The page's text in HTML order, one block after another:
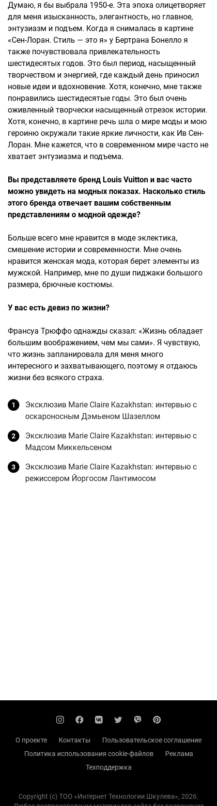
Думаю, я бы выбрала 1950-е. Эта эпоха олицетворяет
для меня изысканность, элегантность, но главное,
энтузиазм и подъем. Когда я снималась в картине
«Сен-Лоран. Стиль — это я» у Бертрана Бонелло я
также почувствовала привлекательность
шестидесятых годов. Это был период, насыщенный
творчеством и энергией, где каждый день приносил
новые идеи и вдохновение. Хотя, конечно, мне также
понравились шестидесятые годы. Это был очень
оживленный творчески насыщенный отрезок истории.
Хотя, конечно, в картине речь шла о мире моды и мою
героиню окружали такие яркие личности, как Ив Сен-
Лоран. Мне кажется, что в современном мире часто не
хватает энтузиазма и подъема.
Вы представляете бренд Louis Vuitton и вас часто
можно увидеть на модных показах. Насколько стиль
этого бренда отвечает вашим собственным
представлениям о модной одежде?
Больше всего мне нравится в моде эклектика,
смешение истории и современности. Мне очень
нравится женская мода, которая берет элементы из
мужской. Например, мне по души пиджаки большого
размера, брючные костюмы.
У вас есть девиз по жизни?
Франсуа Трюффо однажды сказал: «Жизнь обладает
большим воображением, чем мы сами». Я чувствую,
что жизнь запланировала для меня много
интересного и захватывающего, поэтому я отдаюсь
жизни без всякого страха.
Эксклюзив Marie Claire Kazakhstan: интервью с
оскароносным Дэмьеном Шазеллом
Эксклюзив Marie Claire Kazakhstan: интервью с
Мадсом Миккельсеном
Эксклюзив Marie Claire Kazakhstan: интервью с
режиссером Йоргосом Лантимосом
О проекте Контакты
Пользовательское соглашение
Политика использования cookie-файлов
Реклама
Техподдержка
Copyright (с) TOO «Интернет Технологии Шкулева», 2026.